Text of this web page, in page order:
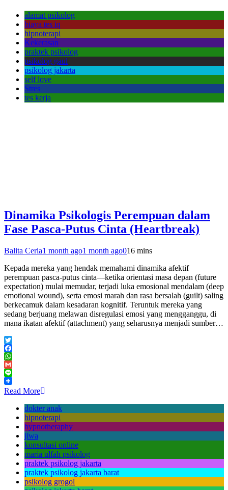
alamat psikolog
biaya tes iq
hipnoterapi
Kekerasan
praktek psikolog
psikolog gaul
psikolog jakarta
self love
Stres
tes kerja
Dinamika Psikologis Perempuan dalam
Fase Pasca-Putus Cinta (Heartbreak)
Balita Ceria1 month ago1 month ago016 mins
Kepada mereka yang hendak memahami dinamika afektif
perempuan pasca-putus cinta—ketika orientasi masa depan (future
expectation) mulai memudar, terjadi luka emosional mendalam (deep
emotional wound), serta emosi marah dan rasa bersalah (guilt) saling
berkecamuk dalam kesadaran kognitif. Teruntuk mereka yang
sedang berjuang melawan disregulasi emosi yang mengganggu, di
mana ikatan afektif (attachment) yang seharusnya menjadi sumber…
Twitter
Facebook
WhatsApp
Gmail
Line
Read More
dokter anak
hipnoterapi
hypnotheraphy
jiwa
konsultasi online
maria ulfah psikolog
praktek psikolog jakarta
praktek psikolog jakarta barat
psikolog grogol